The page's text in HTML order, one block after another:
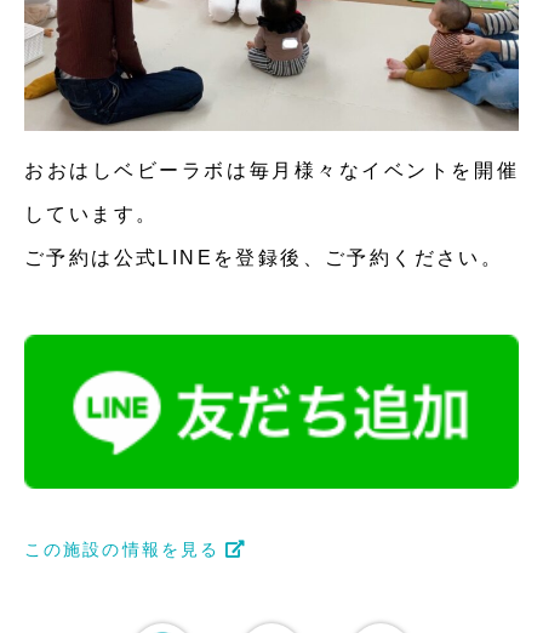
おおはしベビーラボは毎月様々なイベントを開催
しています。
ご予約は公式LINEを登録後、ご予約ください。
この施設の情報を見る